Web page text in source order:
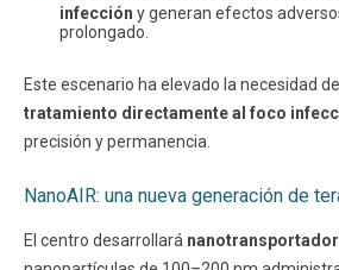
infección y generan efectos
prolongado.
Este escenario ha elevado la necesidad
tratamiento directamente al foco
precisión y permanencia.
NanoAIR: una nueva generación de
El centro desarrollará